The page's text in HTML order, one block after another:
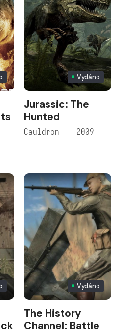
Vydáno
Jurassic: The
Hunted
Cauldron — 2009
Vydáno
The History
Channel: Battle